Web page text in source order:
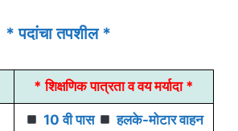
* पदांचा तपशील *
* शिक्षणिक पात्रता व वय मर्यादा *
10 वी पास
हलके-मोटार वाहन